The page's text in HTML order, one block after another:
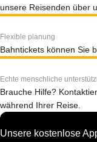
unsere Reisenden über
Flexible planung
Bahntickets können Sie
Echte menschliche
Brauche Hilfe?
während Ihrer Reise.
Unsere kostenlose